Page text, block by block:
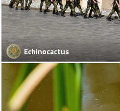
Echinocactus